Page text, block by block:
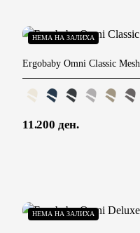
НЕМА НА ЗАЛИХА
Ergobaby Omni Classic Mesh
11.200 ден.
НЕМА НА ЗАЛИХА